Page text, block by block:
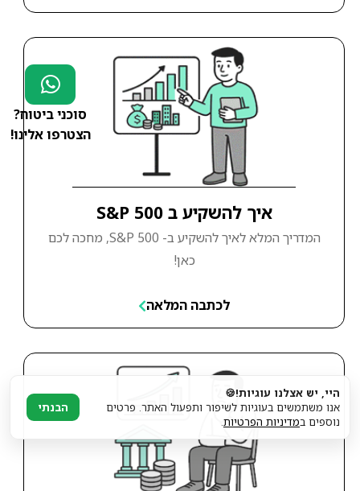
איך להשקיע ב S&P 500
המדריך המלא לאיך להשקיע ב- S&P 500, מחכה לכם
כאן!
לכתבה המלאה
סוכני ביטוח?
הצטרפו אלינו!
היי, יש אצלנו עוגיות!🍪
אנו משתמשים בעוגיות לשיפור ותפעול האתר. פרטים
נוספים במדיניות הפרטיות.
הבנתי